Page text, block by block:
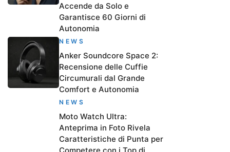
Accende da Solo e
Garantisce 60 Giorni di
Autonomia
NEWS
Anker Soundcore Space 2:
Recensione delle Cuffie
Circumurali dal Grande
Comfort e Autonomia
NEWS
Moto Watch Ultra:
Anteprima in Foto Rivela
Caratteristiche di Punta per